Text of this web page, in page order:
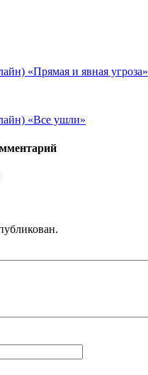
«Прямая и явная угроза»
«Все ушли»